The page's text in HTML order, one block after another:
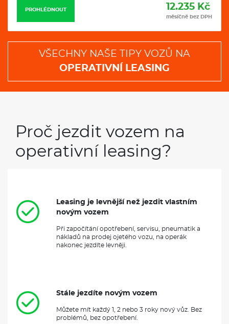
PROHLÉDNOUT 12.235 Kč
měsíčně bez DPH
VŠECHNY NAŠE TIPY VOZŮ NA
OPERATIVNÍ LEASING
Proč jezdit vozem na
operativní leasing?
Leasing je levnější než jezdit vlastním
novým vozem
Při započítání opotřebení, servisu, pneumatik a
nákladů na prodej ojetého vozu, na operák
nakonec jezdíte levněji.
Stále jezdíte novým vozem
Můžete mít každý 1, 2 nebo 3 roky nový vůz. Bez
problémů, bez opotřebení.